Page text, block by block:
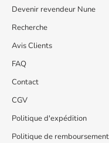
Devenir revendeur Nune
Recherche
Avis Clients
FAQ
Contact
CGV
Politique d'expédition
Politique de remboursement